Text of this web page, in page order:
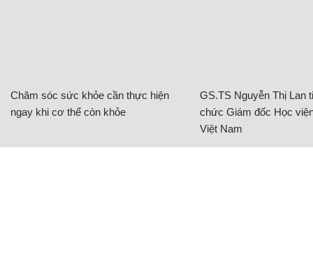
Chăm sóc sức khỏe cần thực hiện
ngay khi cơ thể còn khỏe
GS.TS Nguyễn Thị Lan
chức Giám đốc Học
Việt Nam